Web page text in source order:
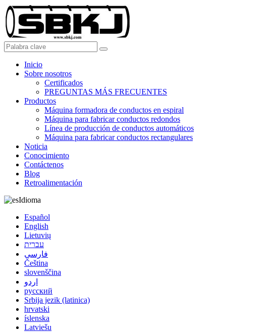
Inicio
Sobre nosotros
Certificados
PREGUNTAS MÁS FRECUENTES
Productos
Máquina formadora de conductos en espiral
Máquina para fabricar conductos redondos
Línea de producción de conductos automáticos
Máquina para fabricar conductos rectangulares
Noticia
Conocimiento
Contáctenos
Blog
Retroalimentación
Idioma
Español
English
Lietuvių
עברית
فارسی
Čeština
slovenščina
اردو
русский
Srbija jezik (latinica)
hrvatski
íslenska
Latviešu